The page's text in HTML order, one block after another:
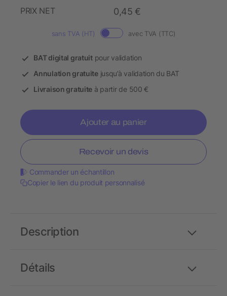
PRIX NET
0,45 €
sans TVA (HT) avec TVA (TTC)
BAT digital gratuitpour validation
Annulation gratuitejusqu’à validation du BAT
Livraison gratuite à partir de 500 €
Ajouter au panier
Recevoir un devis
Commander un échantillon
Copier le lien du produit personnalisé
Détails
Description